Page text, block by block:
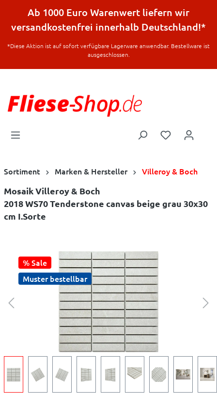
springen
Ab 1000 Euro Warenwert liefern wir
versandkostenfrei innerhalb Deutschland!*
*Diese Aktion ist auf sofort verfügbare Lagerware anwendbar. Bestellware ist
ausgeschlossen.
Sortiment Marken & Hersteller Villeroy & Boch
Mosaik Villeroy & Boch
2018 WS70 Tenderstone canvas beige grau 30x30
cm I.Sorte
% Sale
Muster bestellbar